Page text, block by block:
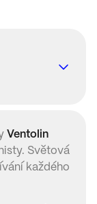
Ventolin
Světová
každého